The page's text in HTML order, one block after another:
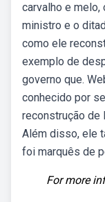
carvalho e melo,
ministro e o
como ele
exemplo de
governo que.
conhecido por
reconstrução de
Além disso, ele
foi marquês de
For more